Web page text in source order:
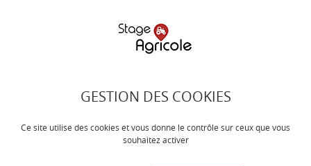
GESTION DES COOKIES
Ce site utilise des cookies et vous donne le contrôle sur ceux que vous
souhaitez activer
profil